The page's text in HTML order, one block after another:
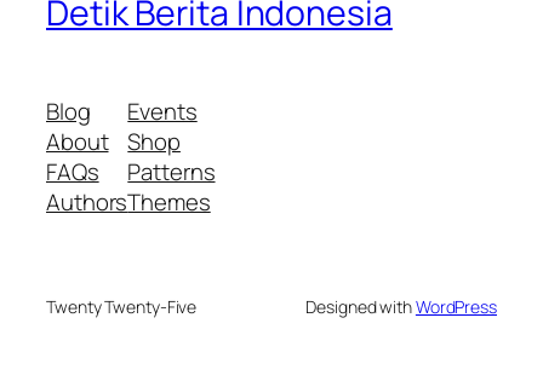
Detik Berita Indonesia
Blog
About
FAQs
Authors
Events
Shop
Patterns
Themes
Twenty Twenty-Five Designed withWordPress